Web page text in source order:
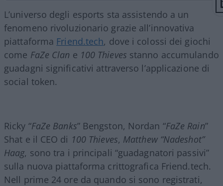
L’universo degli esports sta assistendo a un
fenomeno rivoluzionario grazie all’innovativa
piattaforma Friend.tech, dove i colossi dei giochi
come FaZe Clan e 100 Thieves stanno accumulando
guadagni significativi attraverso l’applicazione di
social token.
Ricky “FaZe Banks” Bengston, Nordan “FaZe Rain”
Shat e il CEO di 100 Thieves, Matthew “Nadeshot”
Haag, sono tra i principali “guadagnatori passivi”
sulla nuova piattaforma crittografica Friend.tech.
Nell prime 24 ore da quando si sono registrati,